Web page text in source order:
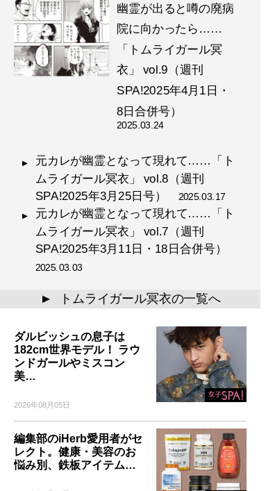
幽霊が出ると噂の廃病
院に向かったら……
「トムライガール冥
衣」 vol.9（週刊
SPA!2025年4月1日・
8日合併号）
2025.03.24
元カレが幽霊となって現れて……「ト
ムライガール冥衣」 vol.8（週刊
SPA!2025年3月25日号） 2025.03.17
元カレが幽霊となって現れて……「ト
ムライガール冥衣」 vol.7（週刊
SPA!2025年3月11日・18日合併号）
2025.03.03
▲ トムライガール冥衣の一覧へ
ダルビッシュの息子は
182cm世界モデル！ ラウ
ンドガールやミスコン
美…
2026年08月05日
編集部のiHerb愛用者がセ
レクト。健康・美容のお
悩み別、鉄板アイテム…